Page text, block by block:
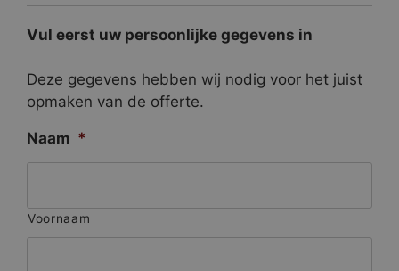
Vul eerst uw persoonlijke gegevens in
Deze gegevens hebben wij nodig voor het juist
opmaken van de offerte.
Naam *
Voornaam